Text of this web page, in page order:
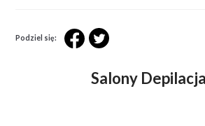
Podziel się:
Salony